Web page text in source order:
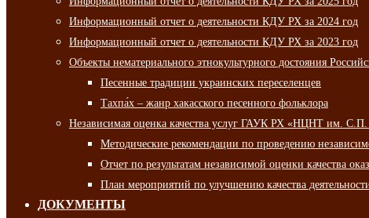
Информационный отчет о деятельности КДУ РХ за 2024 год
Информационный отчет о деятельности КДУ РХ за 2023 год
Объекты нематериального этнокультурного достояния
Песенные традиции украинских переселенцев
Тахпа́х – жанр хакасского песенного фольклора
Независимая оценка качества услуг ГАУК РХ «НЦНТ им.
Методические рекомендации по проведению
Отчет по результатам независимой оценки качества
План мероприятий по улучшению качества
ДОКУМЕНТЫ